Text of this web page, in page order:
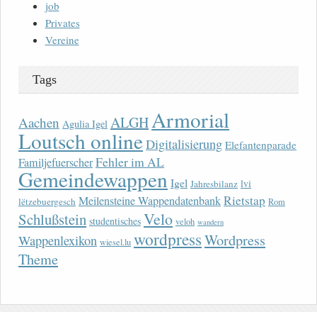
job
Privates
Vereine
Tags
Aachen Agulia Igel ALGH Armorial
Loutsch onlineDigitalisierung Elefantenparade
FamiljefuerscherFehler im AL
Gemeindewappen Igel Jahresbilanz lvi
lëtzebuergesch Meilensteine WappendatenbankRietstap Rom
Schlußstein studentisches Velo veloh wandern
Wappenlexikon wiesel.lu wordpressWordpress
Theme